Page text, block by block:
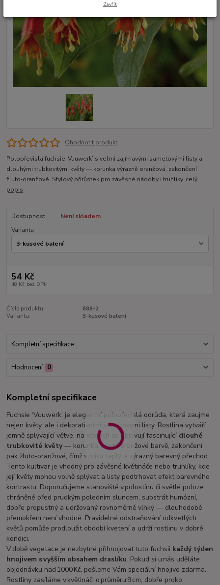
Ohodnotit produkt
Polopřevislá fuchsie ‘Vuuwerk’ s velmi zajímavými sametovými listy a
dlouhými trubkovitými květy — korunka výrazně oranžová, zakončení
žluto‑oranžové. Stylový přírůstek pro závěsné nádoby i truhlíky. celý
popis
Dostupnost
Není skladem
Varianta
54 Kč
48 Kč bez DPH
Číslo produktu:
688-2
Varianta:
3-kusové balení
Kompletní specifikace
Hodnocení 0
Kompletní specifikace
Fuchsie ‘Vuuwerk’ je elegantní polopřevislá odrůda, která zaujme
nejen květy, ale i dekorativními sametovými listy. Rostlina vytváří
jemně splývající větve, na kterých se objevují fascinující dlouhé
trubkovité květy— korunka v sytě oranžové barvě, zakončení
pak žluto‑oranžové, čímž vzniká teplý a výrazný barevný přechod.
Tento kultivar je vhodný pro závěsné květináče nebo truhlíky, kde
její květy mohou volně splývat a listy podtrhovat efekt barevného
kontrastu. Doporučujeme stanoviště v polostínu či světlé poloze
chráněné před prudkým poledním sluncem, substrát humózní,
dobře propustný a udržovaný rovnoměrně vlhký — dlouhodobé
přemokření není vhodné. Pravidelné odstraňování odkvetlých
květů pomůže prodloužit období kvetení a udrží rostlinu v dobré
kondici.
V době vegetace je nezbytné přihnojovat tuto fuchsii každý týden
hnojivem s vyšším obsahem draslíku. Pokud si u nás uděláte
objednávku nad 1000 Kč, pošleme Vám speciální hnojivo zdarma.
Rostliny zasíláme v květináči o průměru 9 cm, dobře proko
Zavřít